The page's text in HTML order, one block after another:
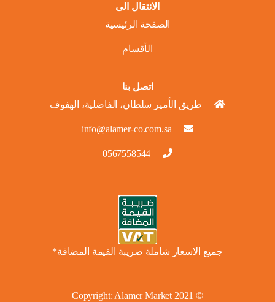
الانتقال الى
الصفحة الرئيسية
الأقسام
اتصل بنا
طريق الأمير سلطان، الفاضلية، الهفوف
info@alamer-co.com.sa
0567558544
جميع الاسعار شاملة ضريبة القيمة المضافة*
© 2021 Copyright:
Alamer Market